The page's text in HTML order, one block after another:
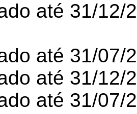
até 31/12/
até 31/
até 31/
até 31/07/